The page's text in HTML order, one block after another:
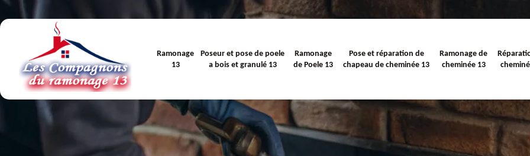
Ramonage
13
Poseur et pose de poele
a bois et granulé 13
Ramonage
de Poele 13
Pose et réparation de
chapeau de cheminée 13
Ramonage de
cheminée 13